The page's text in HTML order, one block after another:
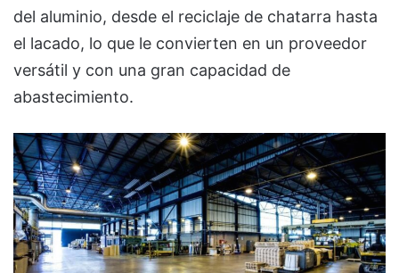
del aluminio, desde el reciclaje de chatarra hasta
el lacado, lo que le convierten en un proveedor
versátil y con una gran capacidad de
abastecimiento.